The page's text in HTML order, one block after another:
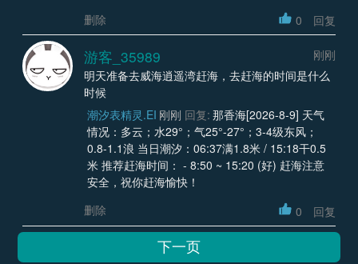
删除
0 回复
游客_35989
刚刚
明天准备去威海逍遥湾赶海，去赶海的时间是什么
时候
潮汐表精灵.EI 刚刚 回复: 那香海[2026-8-9] 天气
情况：多云；水29°；气25°-27°；3-4级东风；
0.8-1.1浪 当日潮汐：06:37满1.8米 / 15:18干0.5
米 推荐赶海时间： - 8:50 ~ 15:20 (好) 赶海注意
安全，祝你赶海愉快！
删除
0 回复